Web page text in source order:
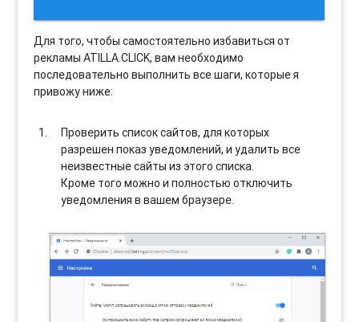
Для того, чтобы самостоятельно избавиться от
рекламы ATILLA.CLICK, вам необходимо
последовательно выполнить все шаги, которые я
привожу ниже:
Проверить список сайтов, для которых
разрешен показ уведомлений, и удалить все
неизвестные сайты из этого списка.
Кроме того можно и полностью отключить
уведомления в вашем браузере.